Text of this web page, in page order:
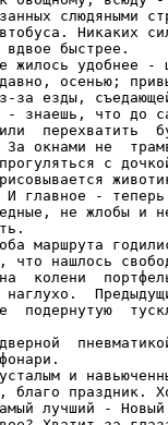
слюдяными
Никаких
быстрее.
жилось удобнее -
осенью;
за езды,
- знаешь, что до
перехватить
За окнами не
с
И главное -
не жлобы и
маршрута
что нашлось
колени
подернутую
и
благо праздник.
лучший -